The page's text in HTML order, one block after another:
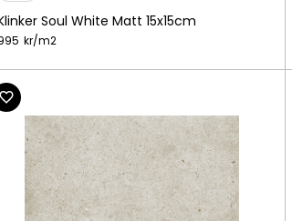
Soul White Matt 15x15cm
kr/m2